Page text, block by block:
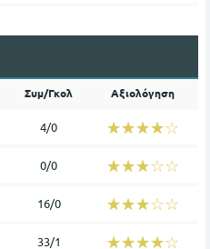
Συμ/Γκολ Αξιολόγηση
4/0 ☆☆☆☆☆
★★★★★
0/0 ☆☆☆☆☆
★★★★★
16/0 ☆☆☆☆☆
★★★★★
33/1 ☆☆☆☆☆
★★★★★